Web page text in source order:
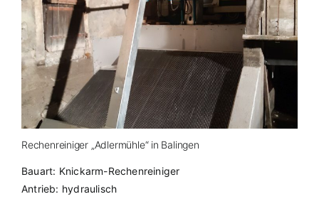
Rechenreiniger „Adlermühle“ in Balingen
Bauart: Knickarm-Rechenreiniger
Antrieb: hydraulisch